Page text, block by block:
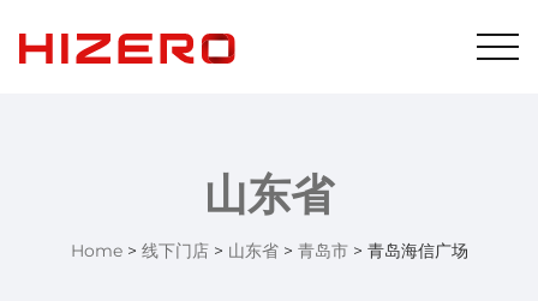
山东省
Home> 线下门店> 山东省> 青岛市> 青岛海信广场